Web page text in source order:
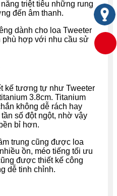
triệt tiêu những rung
đến âm thanh.
dành cho loa Tweeter
phù hợp với nhu cầu sử
kế tương tự như Tweeter
3.8cm. Titanium
không dễ rách hay
số đột ngột, nhờ vậy
bỉ hơn.
trung cũng được loa
ồn, méo tiếng tối ưu
được thiết kế công
dễ tinh chỉnh.